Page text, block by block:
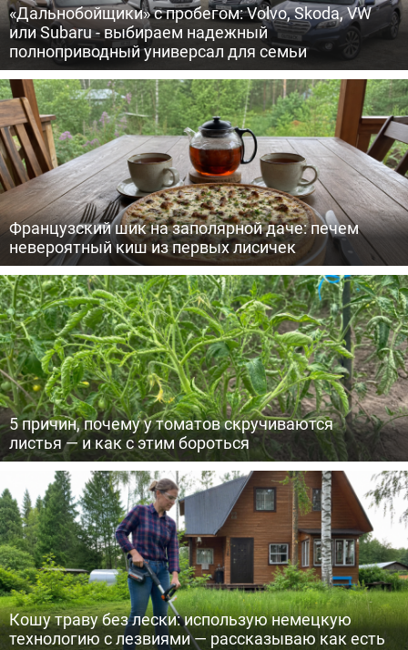
«Дальнобойщики» с пробегом: Volvo, Skoda, VW
или Subaru - выбираем надежный
полноприводный универсал для семьи
Французский шик на заполярной даче: печем
невероятный киш из первых лисичек
5 причин, почему у томатов скручиваются
листья — и как с этим бороться
Кошу траву без лески: использую немецкую
технологию с лезвиями — рассказываю как есть